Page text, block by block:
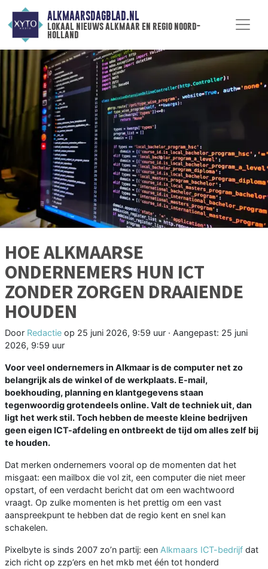
ALKMAARSDAGBLAD.NL
lokaal nieuws alkmaar en regio noord-
holland
HOE ALKMAARSE
ONDERNEMERS HUN ICT
ZONDER ZORGEN DRAAIENDE
HOUDEN
Door Redactie op 25 juni 2026, 9:59 uur · Aangepast: 25 juni
2026, 9:59 uur
Voor veel ondernemers in Alkmaar is de computer net zo
belangrijk als de winkel of de werkplaats. E-mail,
boekhouding, planning en klantgegevens staan
tegenwoordig grotendeels online. Valt de techniek uit, dan
ligt het werk stil. Toch hebben de meeste kleine bedrijven
geen eigen ICT-afdeling en ontbreekt de tijd om alles zelf bij
te houden.
Dat merken ondernemers vooral op de momenten dat het
misgaat: een mailbox die vol zit, een computer die niet meer
opstart, of een verdacht bericht dat om een wachtwoord
vraagt. Op zulke momenten is het prettig om een vast
aanspreekpunt te hebben dat de regio kent en snel kan
schakelen.
Pixelbyte is sinds 2007 zo’n partij: een Alkmaars ICT-bedrijf dat
zich richt op zzp’ers en het mkb met één tot honderd